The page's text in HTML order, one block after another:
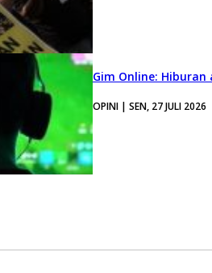
Gim Online:
OPINI | SEN, 27 JULI 2026